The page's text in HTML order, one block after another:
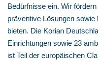
Bedürfnisse ein. Wir
präventive Lösungen
bieten. Die Korian
Einrichtungen sowie 23
ist Teil der europäischen